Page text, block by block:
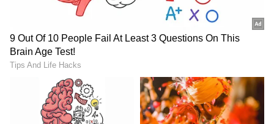
ಪಂದ್ಯವನ್ನಾಡಲಿದೆ.
5
6